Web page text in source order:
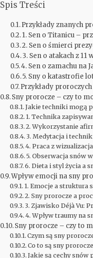
Spis Treści
Przykłady znanych
1. Sen o Titanicu –
2. Sen o śmierci
3. Sen o atakach z
4. Sen o zamachu na
5. Sny o katastrofie
Przykłady
Sny prorocze – czy to
Jakie techniki mogą
1. Technika
2. Wykorzystanie
3. Medytacja i
4. Praca z
5. Obserwacja snów
6. Dieta i styl życia a
Wpływ emocji na sny
1. Emocje a struktura
2. Sny prorocze a
3. Zjawisko Déjà Vu:
4. Wpływ traumy na
Sny prorocze – czy to
Czym są sny
Co to są sny
Jakie są cechy snów